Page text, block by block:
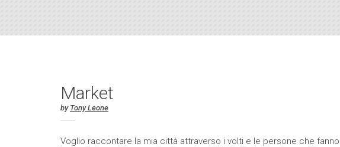
Market
by Tony Leone
Voglio raccontare la mia città attraverso i volti e le persone che